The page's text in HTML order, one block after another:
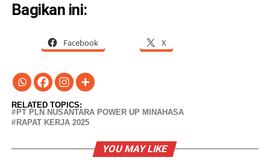
Bagikan ini:
Facebook X
RELATED TOPICS:
PT PLN NUSANTARA POWER UP MINAHASA
RAPAT KERJA 2025
YOU MAY LIKE